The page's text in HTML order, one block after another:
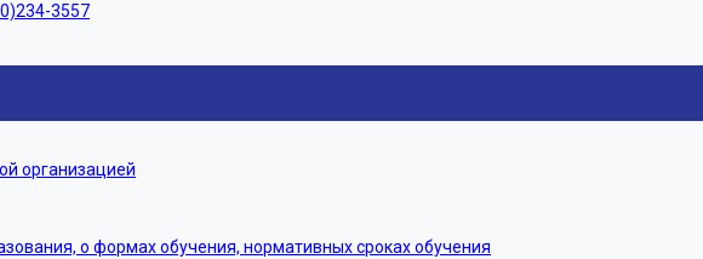
3557
организацией
о формах обучения, нормативных сроках обучения